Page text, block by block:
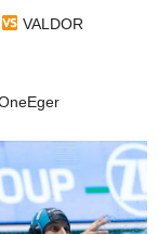
VALDOR